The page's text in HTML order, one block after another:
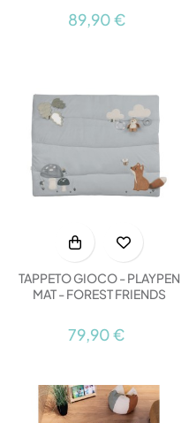
89,90 €
TAPPETO GIOCO - PLAYPEN
MAT - FOREST FRIENDS
79,90 €